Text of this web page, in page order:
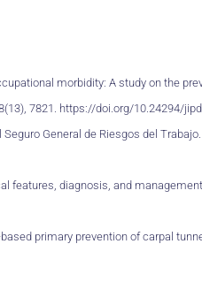
morbidity: A study on the
7821. https://doi.org/10.24294/
General de Riesgos del Trabajo.
features, diagnosis, and
primary prevention of carpal